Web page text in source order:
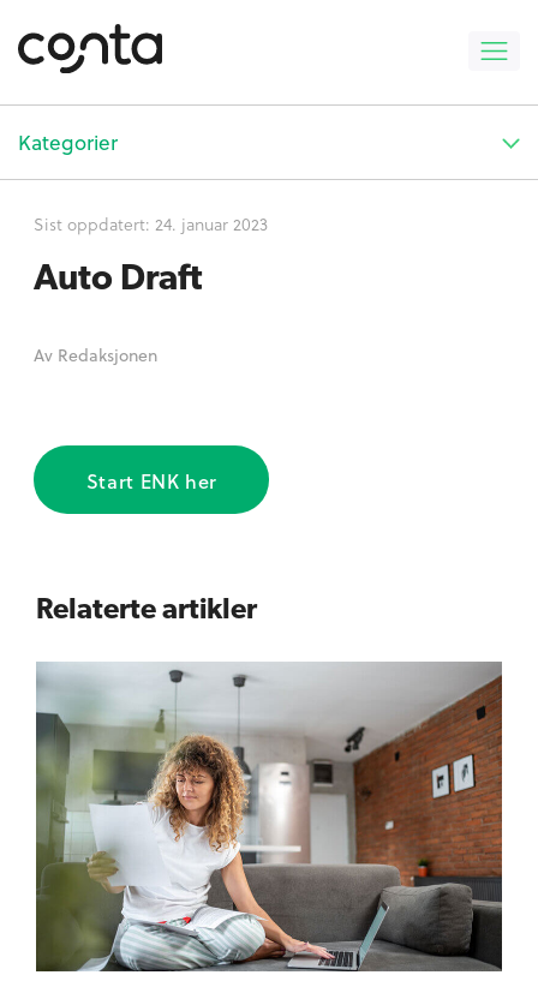
Kategorier
Sist oppdatert: 24. januar 2023
Auto Draft
Av Redaksjonen
Start ENK her
Relaterte artikler